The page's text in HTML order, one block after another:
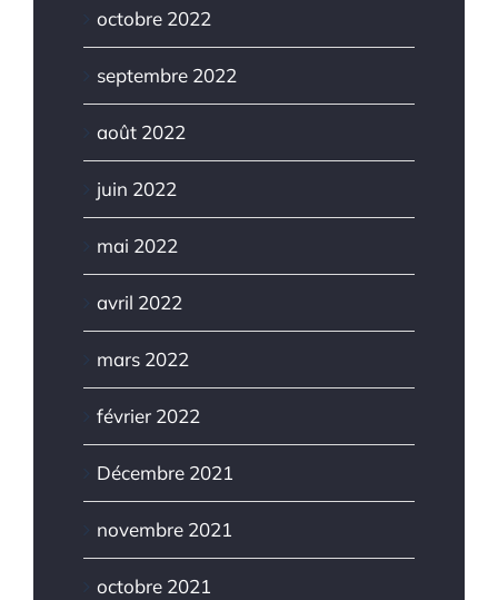
octobre 2022
septembre 2022
août 2022
juin 2022
mai 2022
avril 2022
mars 2022
février 2022
Décembre 2021
novembre 2021
octobre 2021